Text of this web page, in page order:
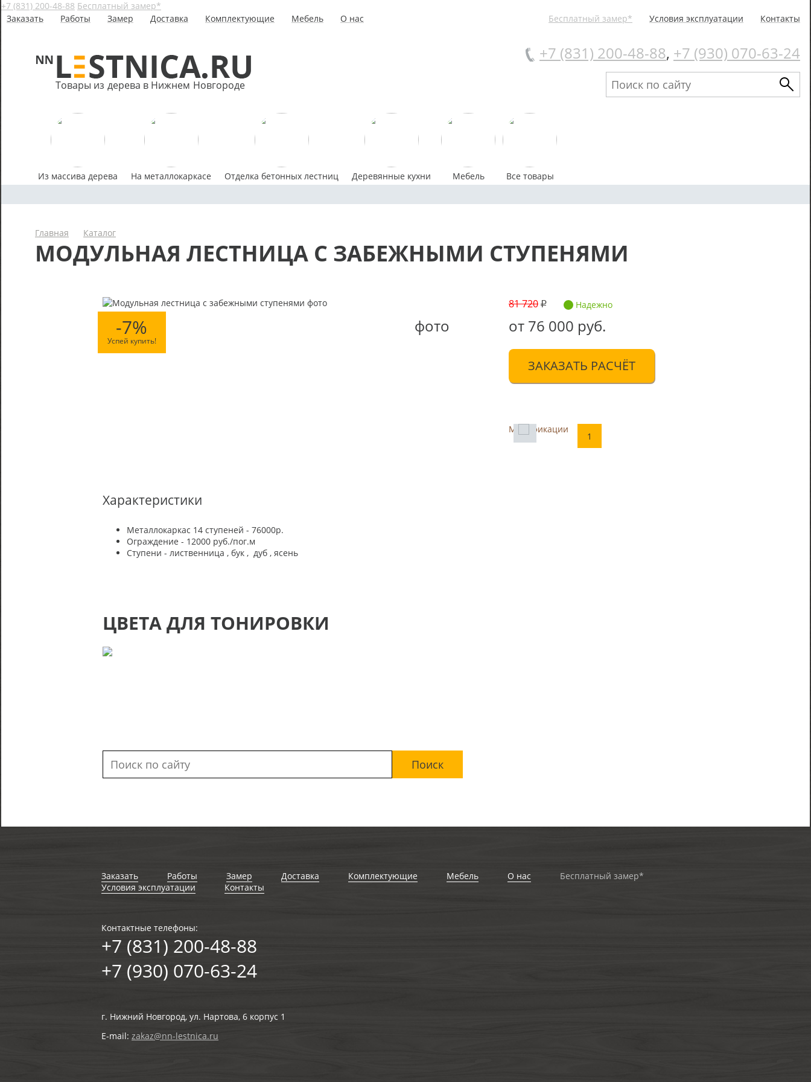
+7 (831) 200-48-88 Бесплатный замер*
Товары из дерева в Нижнем Новгороде
+7 (831) 200-48-88, +7 (930) 070-63-24
Заказать Работы Замер Доставка Комплектующие Мебель О нас Бесплатный замер* Условия эксплуатации Контакты
Из массива дерева На металлокаркасе Отделка бетонных лестниц Деревянные кухни Мебель Все товары
Главная Каталог
МОДУЛЬНАЯ ЛЕСТНИЦА C ЗАБЕЖНЫМИ СТУПЕНЯМИ
-7%
Успей купить!
фото
81 720 Надежно
от 76 000 руб.
ЗАКАЗАТЬ РАСЧЁТ
Модификации
1
Характеристики
Металлокаркас 14 ступеней - 76000р.
Ограждение - 12000 руб./пог.м
Ступени - лиственница , бук , дуб , ясень
ЦВЕТА ДЛЯ ТОНИРОВКИ
Заказать Работы Замер Доставка Комплектующие Мебель О нас
Бесплатный замер*
Условия эксплуатации
Контакты
Контактные телефоны:
+7 (831) 200-48-88
+7 (930) 070-63-24
г. Нижний Новгород, ул. Нартова, 6 корпус 1
E-mail: zakaz@nn-lestnica.ru